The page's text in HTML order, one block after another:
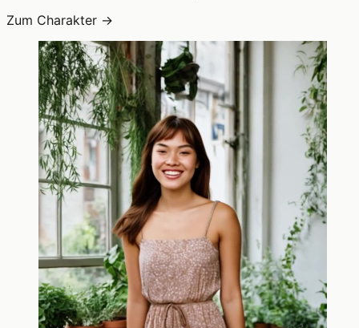
Zum Charakter →